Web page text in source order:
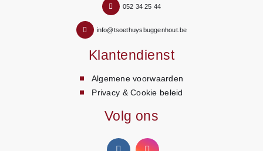
052 34 25 44
info@tsoethuysbuggenhout.be
Klantendienst
Algemene voorwaarden
Privacy & Cookie beleid
Volg ons